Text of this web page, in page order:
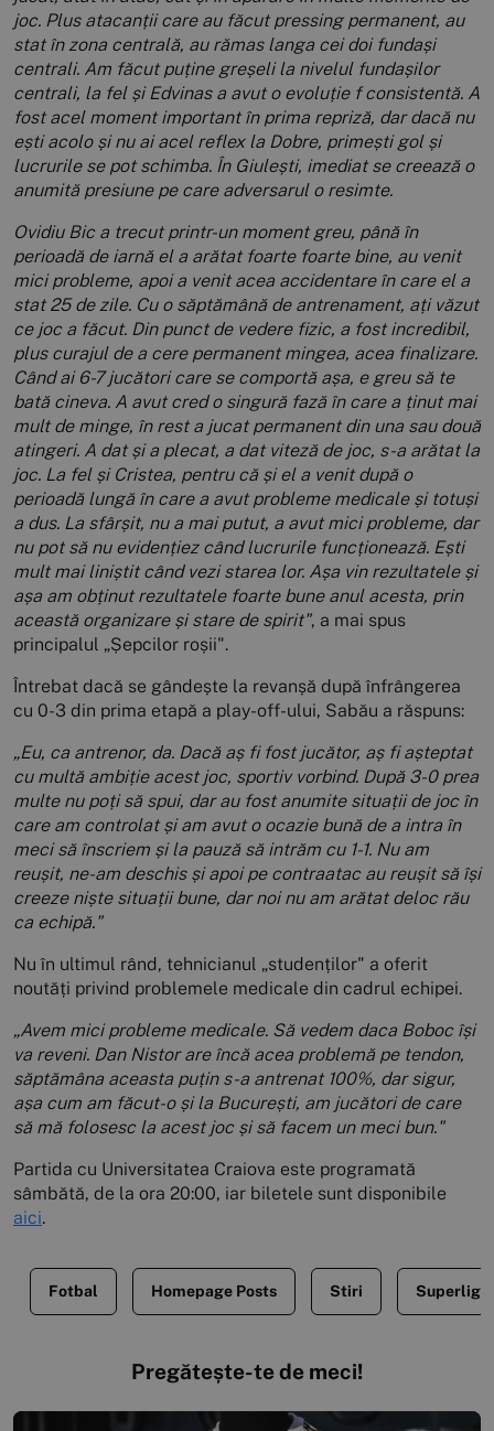
joc. Plus atacanții care au făcut pressing permanent, au
stat în zona centrală, au rămas langa cei doi fundași
centrali. Am făcut puține greșeli la nivelul fundașilor
centrali, la fel și Edvinas a avut o evoluție f consistentă. A
fost acel moment important în prima repriză, dar dacă nu
ești acolo și nu ai acel reflex la Dobre, primești gol și
lucrurile se pot schimba. În Giulești, imediat se creează o
anumită presiune pe care adversarul o resimte.
Ovidiu Bic a trecut printr-un moment greu, până în
perioadă de iarnă el a arătat foarte foarte bine, au venit
mici probleme, apoi a venit acea accidentare în care el a
stat 25 de zile. Cu o săptămână de antrenament, ați văzut
ce joc a făcut. Din punct de vedere fizic, a fost incredibil,
plus curajul de a cere permanent mingea, acea finalizare.
Când ai 6-7 jucători care se comportă așa, e greu să te
bată cineva. A avut cred o singură fază în care a ținut mai
mult de minge, în rest a jucat permanent din una sau două
atingeri. A dat și a plecat, a dat viteză de joc, s-a arătat la
joc. La fel și Cristea, pentru că și el a venit după o
perioadă lungă în care a avut probleme medicale și totuși
a dus. La sfârșit, nu a mai putut, a avut mici probleme, dar
nu pot să nu evidențiez când lucrurile funcționează. Ești
mult mai liniștit când vezi starea lor. Așa vin rezultatele și
așa am obținut rezultatele foarte bune anul acesta, prin
această organizare și stare de spirit", a mai spus
principalul „Șepcilor roșii".
Întrebat dacă se gândește la revanșă după înfrângerea
cu 0-3 din prima etapă a play-off-ului, Sabău a răspuns:
„Eu, ca antrenor, da. Dacă aș fi fost jucător, aș fi așteptat
cu multă ambiție acest joc, sportiv vorbind. După 3-0 prea
multe nu poți să spui, dar au fost anumite situații de joc în
care am controlat și am avut o ocazie bună de a intra în
meci să înscriem și la pauză să intrăm cu 1-1. Nu am
reușit, ne-am deschis și apoi pe contraatac au reușit să își
creeze niște situații bune, dar noi nu am arătat deloc rău
ca echipă."
Nu în ultimul rând, tehnicianul „studenților" a oferit
noutăți privind problemele medicale din cadrul echipei.
„Avem mici probleme medicale. Să vedem daca Boboc își
va reveni. Dan Nistor are încă acea problemă pe tendon,
săptămâna aceasta puțin s-a antrenat 100%, dar sigur,
așa cum am făcut-o și la București, am jucători de care
să mă folosesc la acest joc și să facem un meci bun."
Partida cu Universitatea Craiova este programată
sâmbătă, de la ora 20:00, iar biletele sunt disponibile
aici.
Fotbal Homepage Posts Stiri Superliga
Pregătește-te de meci!